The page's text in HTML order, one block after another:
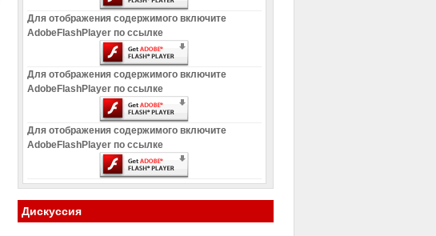
Для отображения содержимого включите
AdobeFlashPlayer по ссылке
Для отображения содержимого включите
AdobeFlashPlayer по ссылке
Для отображения содержимого включите
AdobeFlashPlayer по ссылке
Дискуссия